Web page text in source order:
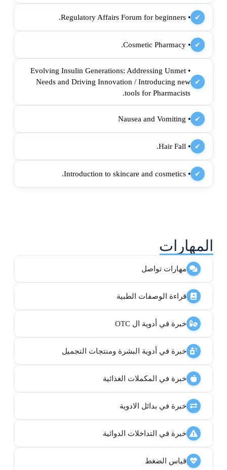
✔
• Regulatory Affairs Forum for beginners.
✔
• Cosmetic Pharmacy.
✔
• Evolving Insulin Generations: Addressing Unmet
Needs and Driving Innovation / Introducing new
tools for Pharmacists.
✔
• Nausea and Vomiting
✔
• Hair Fall.
✔
• Introduction to skincare and cosmetics.
المهارات
مهارات تواصل
قراءة الوصفات الطبية
خبرة في أدوية ال OTC
خبرة في أدوية البشرة ومنتجات التجميل
خبرة في المكملات الغذائية
خبرة في بدائل الادوية
خبرة في التداخلات الدوائية
قياس الضغط